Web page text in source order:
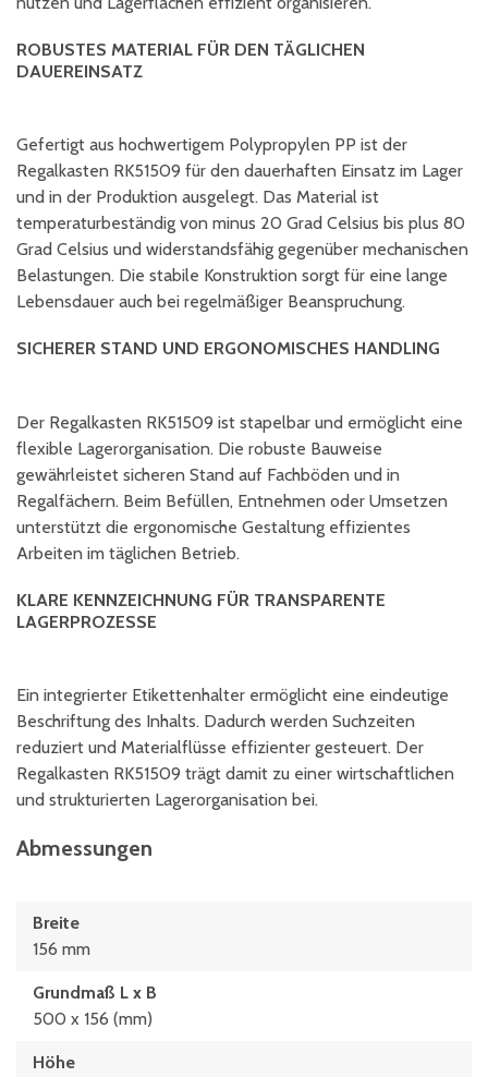
ROBUSTES MATERIAL FÜR DEN TÄGLICHEN
DAUEREINSATZ
Gefertigt aus hochwertigem Polypropylen PP ist der
Regalkasten RK51509 für den dauerhaften Einsatz im Lager
und in der Produktion ausgelegt. Das Material ist
temperaturbeständig von minus 20 Grad Celsius bis plus 80
Grad Celsius und widerstandsfähig gegenüber mechanischen
Belastungen. Die stabile Konstruktion sorgt für eine lange
Lebensdauer auch bei regelmäßiger Beanspruchung.
SICHERER STAND UND ERGONOMISCHES HANDLING
Der Regalkasten RK51509 ist stapelbar und ermöglicht eine
flexible Lagerorganisation. Die robuste Bauweise
gewährleistet sicheren Stand auf Fachböden und in
Regalfächern. Beim Befüllen, Entnehmen oder Umsetzen
unterstützt die ergonomische Gestaltung effizientes
Arbeiten im täglichen Betrieb.
KLARE KENNZEICHNUNG FÜR TRANSPARENTE
LAGERPROZESSE
Ein integrierter Etikettenhalter ermöglicht eine eindeutige
Beschriftung des Inhalts. Dadurch werden Suchzeiten
reduziert und Materialflüsse effizienter gesteuert. Der
Regalkasten RK51509 trägt damit zu einer wirtschaftlichen
und strukturierten Lagerorganisation bei.
Abmessungen
Breite
156 mm
Grundmaß L x B
500 x 156 (mm)
Höhe